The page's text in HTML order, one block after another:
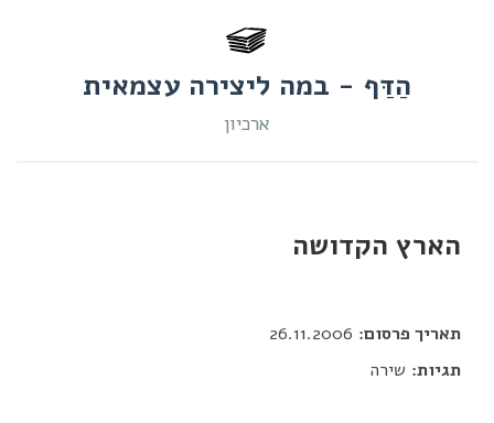
הַדַּף - במה ליצירה עצמאית
ארכיון
הארץ הקדושה
תאריך פרסום:
תגיות: שירה